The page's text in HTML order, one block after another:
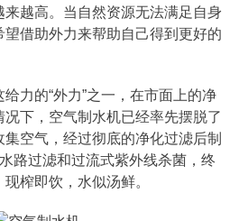
越高。当自然资源无法满足自身
借助外力来帮助自己得到更好的
给力的“外力”之一，在市面上的净
下，空气制水机已经率先摆脱了
空气，经过彻底的净化过滤后制
路过滤和过流式紫外线杀菌，终
榨即饮，水似汤鲜。